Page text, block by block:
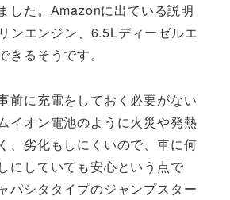
した。Amazonに出ている説明
ンエンジン、6.5Lディーゼルエ
きるそうです。
前に充電をしておく必要がない
イオン電池のように火災や発熱
、劣化もしにくいので、車に何
にしていても安心という点で
パシタタイプのジャンプスター